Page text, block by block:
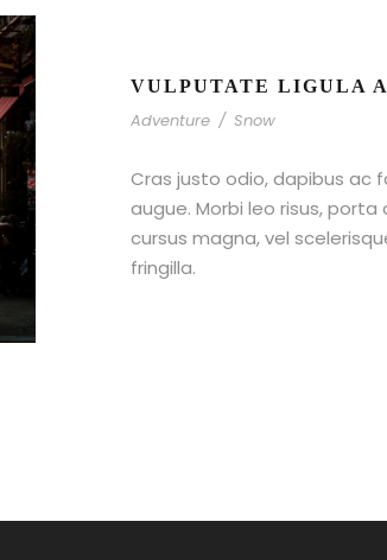
VULPUTATE LIGULA
Adventure / Snow
Cras justo odio, dapibus ac
augue. Morbi leo risus,
cursus magna, vel
fringilla.